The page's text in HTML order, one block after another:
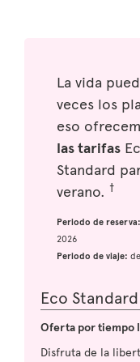
La vida
veces los
eso
las tarifas
Standard
verano. †
Periodo de reserva:
2026
Periodo de viaje:
Eco Standard
Oferta por tiempo
Disfruta de la